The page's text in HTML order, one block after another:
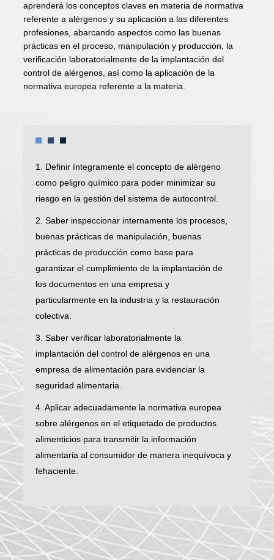
aprenderá los conceptos claves en materia de normativa
referente a alérgenos y su aplicación a las diferentes
profesiones, abarcando aspectos como las buenas
prácticas en el proceso, manipulación y producción, la
verificación laboratorialmente de la implantación del
control de alérgenos, así como la aplicación de la
normativa europea referente a la materia.
1. Definir íntegramente el concepto de alérgeno
como peligro químico para poder minimizar su
riesgo en la gestión del sistema de autocontrol.
2. Saber inspeccionar internamente los procesos,
buenas prácticas de manipulación, buenas
prácticas de producción como base para
garantizar el cumplimiento de la implantación de
los documentos en una empresa y
particularmente en la industria y la restauración
colectiva.
3. Saber verificar laboratorialmente la
implantación del control de alérgenos en una
empresa de alimentación para evidenciar la
seguridad alimentaria.
4. Aplicar adecuadamente la normativa europea
sobre alérgenos en el etiquetado de productos
alimenticios para transmitir la información
alimentaria al consumidor de manera inequívoca y
fehaciente.